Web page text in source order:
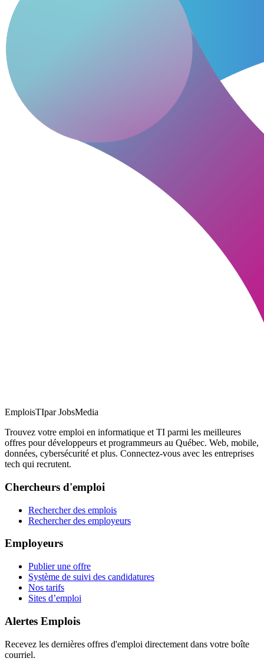
EmploisTIpar JobsMedia
Trouvez votre emploi en informatique et TI parmi les meilleures
offres pour développeurs et programmeurs au Québec. Web, mobile,
données, cybersécurité et plus. Connectez-vous avec les entreprises
tech qui recrutent.
Chercheurs d'emploi
Rechercher des emplois
Rechercher des employeurs
Employeurs
Publier une offre
Système de suivi des candidatures
Nos tarifs
Sites d’emploi
Alertes Emplois
Recevez les dernières offres d'emploi directement dans votre boîte
courriel.